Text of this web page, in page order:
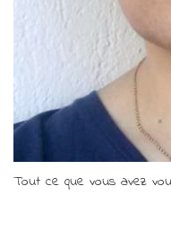
Tout ce que vous avez